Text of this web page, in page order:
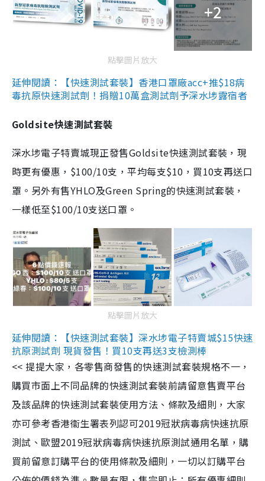
+2
點擊圖片放大
延伸閱讀：【快速測試套裝】香港口罩廠acc+推$18病
毒抗原快速測試劑！捐贈10萬盒測試劑予深水埗露宿者
Goldsite快速測試套裝
深水埗電子特賣城現正發售Goldsite快速測試套裝，現
時更有優惠，$100/10支，平均每支$10，買10支再送口
罩。另外有售YHLO及Green Spring的快速測試套裝，
一樣低至$100/10支送口罩。
點擊圖片放大
延伸閱讀：【快速測試套裝】深水埗電子特賣城$15快速
抗原測試劑 現貨發售！買10支再送3支檢測棒
<< 提提大家，各零售商發售的快速測試套裝規格不一，
購買市面上不同品牌的快速測試套裝前請留意售賣平台
及該品牌的快速測試套裝使用方法、條款及細則，大家
亦可參考香港衞生署表列認可2019冠狀病毒病快速抗原
測試、歐盟2019冠狀病毒病快速抗原測試通用名單，購
買前留意訂購平台的使用條款及細則，一切以訂購平台